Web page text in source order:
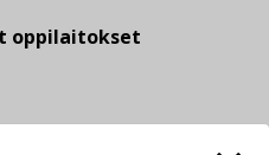
oppilaitokset